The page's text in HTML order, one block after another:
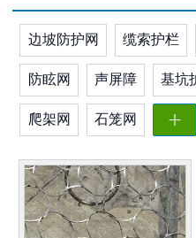
边坡防护网 缆索护栏
防眩网 声屏障 基坑
爬架网 石笼网 